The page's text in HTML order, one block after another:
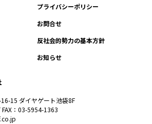
プライバシーポリシー
お問合せ
反社会的勢力の基本方針
お知らせ
15 ダイヤゲート池袋8F
：03-5954-1363